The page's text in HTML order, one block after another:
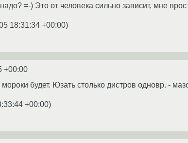
=-) Это от человека сильно зависит, мне
18:31:34 +00:00)
+00:00
будет. Юзать столько дистров одновр. -
+00:00)